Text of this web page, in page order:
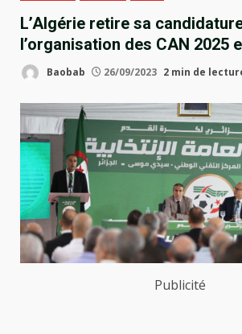
L’Algérie retire sa
l’organisation des CAN 2025
Baobab 26/09/2023 2 min de
Publicité